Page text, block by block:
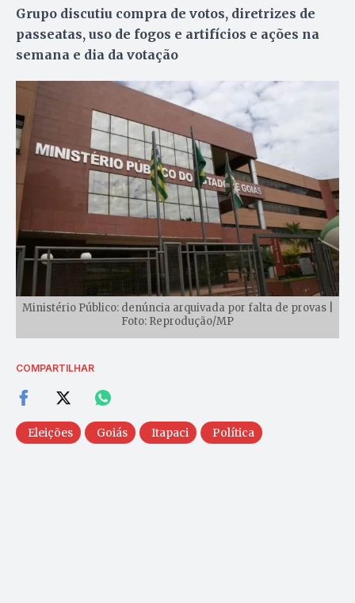
Grupo discutiu compra de votos, diretrizes de
passeatas, uso de fogos e artifícios e ações na
semana e dia da votação
Ministério Público: denúncia arquivada por falta de provas |
Foto: Reprodução/MP
COMPARTILHAR
Eleições Goiás Itapaci Política